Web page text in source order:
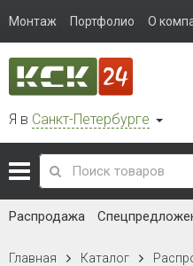
Монтаж Портфолио О
Я в Санкт-Петербурге
Распродажа
Главная Каталог